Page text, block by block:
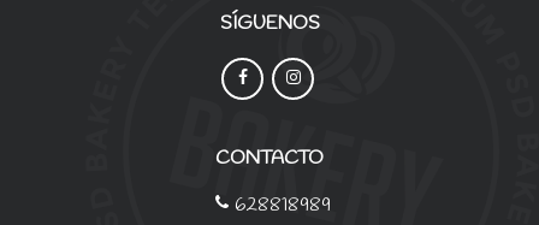
SÍGUENOS
CONTACTO
628818989